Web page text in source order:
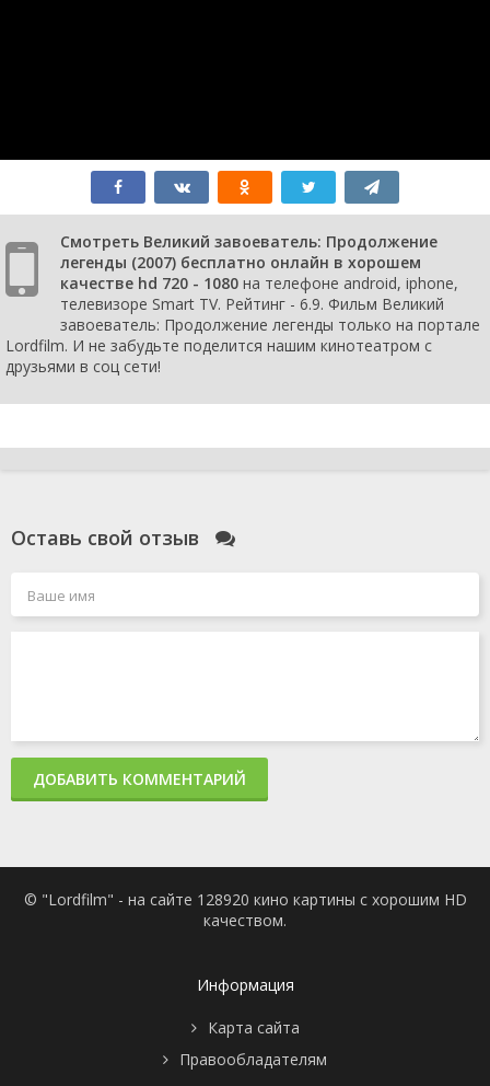
Смотреть Великий завоеватель: Продолжение
легенды (2007) бесплатно онлайн в хорошем
качестве hd 720 - 1080 на телефоне android, iphone,
телевизоре Smart TV. Рейтинг - 6.9. Фильм Великий
завоеватель: Продолжение легенды только на портале
Lordfilm. И не забудьте поделится нашим кинотеатром с
друзьями в соц сети!
Оставь свой отзыв
ДОБАВИТЬ КОММЕНТАРИЙ
© "Lordfilm" - на сайте 128920 кино картины с хорошим HD
качеством.
Информация
Карта сайта
Правообладателям